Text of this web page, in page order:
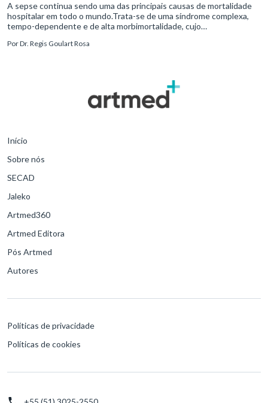
A sepse continua sendo uma das principais causas de mortalidade
hospitalar em todo o mundo.Trata-se de uma síndrome complexa,
tempo-dependente e de alta morbimortalidade, cujo
para o desfe
PorDr. Regis Goulart Rosa
Início
Sobre nós
SECAD
Jaleko
Artmed360
Artmed Editora
Pós Artmed
Autores
Políticas de privacidade
Políticas de cookies